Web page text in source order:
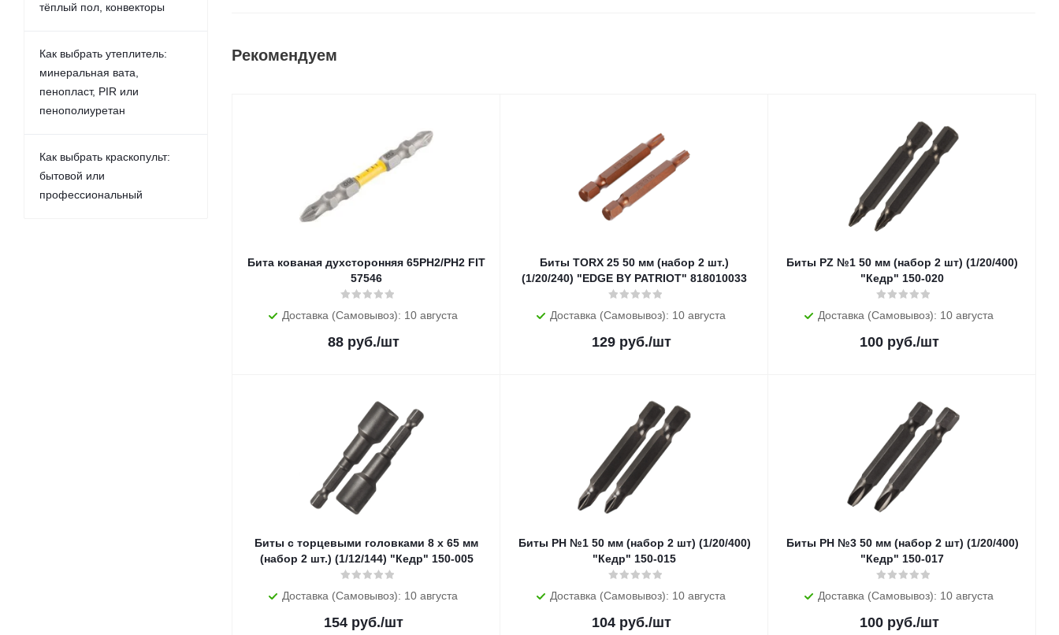
Рекомендуем
Бита кованая духсторонняя 65РН2/РН2 FIT
57546
Доставка (Самовывоз): 10 августа
88 руб./шт
Биты TORX 25 50 мм (набор 2 шт.)
(1/20/240) "EDGE BY PATRIOT" 818010033
Доставка (Самовывоз): 10 августа
129 руб./шт
Биты PZ №1 50 мм (набор 2 шт) (1/20/400)
"Кедр" 150-020
Доставка (Самовывоз): 10 августа
100 руб./шт
Биты с торцевыми головками 8 х 65 мм
(набор 2 шт.) (1/12/144) "Кедр" 150-005
Доставка (Самовывоз): 10 августа
154 руб./шт
Биты PH №1 50 мм (набор 2 шт) (1/20/400)
"Кедр" 150-015
Доставка (Самовывоз): 10 августа
104 руб./шт
Биты PH №3 50 мм (набор 2 шт) (1/20/400)
"Кедр" 150-017
Доставка (Самовывоз): 10 августа
100 руб./шт
тёплый пол, конвекторы
Как выбрать утеплитель:
минеральная вата,
пенопласт, PIR или
пенополиуретан
Как выбрать краскопульт:
бытовой или
профессиональный